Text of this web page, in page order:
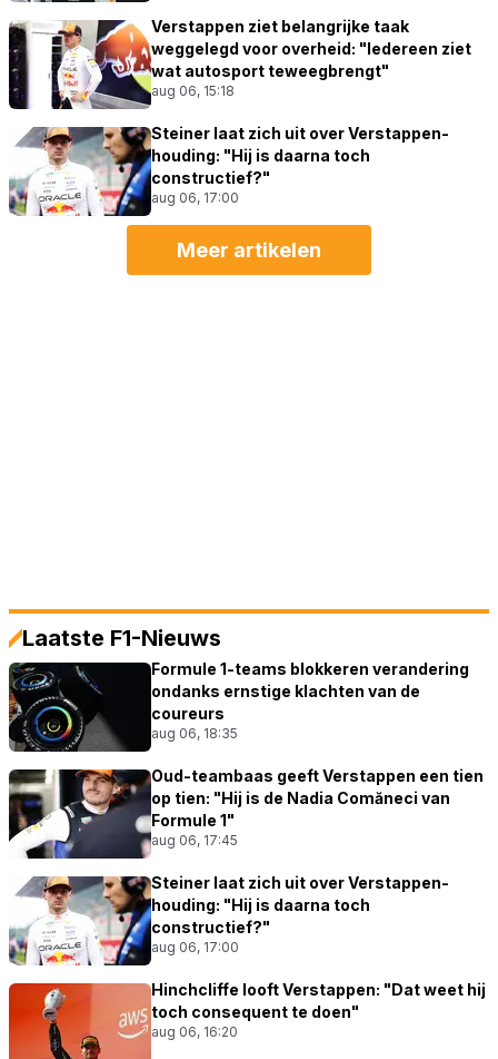
Verstappen ziet belangrijke taak
weggelegd voor overheid: "Iedereen ziet
wat autosport teweegbrengt"
aug 06, 15:18
Steiner laat zich uit over Verstappen-
houding: "Hij is daarna toch
constructief?"
aug 06, 17:00
Meer artikelen
Laatste F1-Nieuws
Formule 1-teams blokkeren verandering
ondanks ernstige klachten van de
coureurs
aug 06, 18:35
Oud-teambaas geeft Verstappen een tien
op tien: "Hij is de Nadia Comăneci van
Formule 1"
aug 06, 17:45
Steiner laat zich uit over Verstappen-
houding: "Hij is daarna toch
constructief?"
aug 06, 17:00
Hinchcliffe looft Verstappen: "Dat weet hij
toch consequent te doen"
aug 06, 16:20